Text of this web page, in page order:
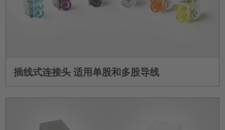
插线式连接头 适用单股和多股导线